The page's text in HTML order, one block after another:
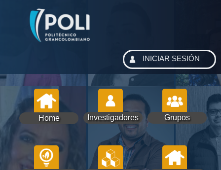
Home Investigadores Grupos
INICIAR SESIÓN